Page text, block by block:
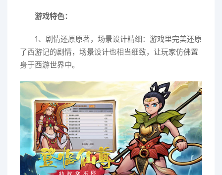
游戏特色：
1、剧情还原原著，场景设计精细：游戏里完美还原
了西游记的剧情，场景设计也相当细致，让玩家仿佛置
身于西游世界中。